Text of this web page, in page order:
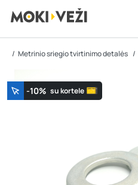
Metrinio sriegio tvirtinimo detalės
-10% su kortele